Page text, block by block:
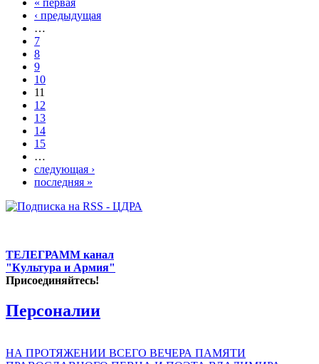
‹ предыдущая
…
7
8
9
10
11
12
13
14
15
…
следующая ›
последняя »
ТЕЛЕГРАММ канал
"Культура и Армия"
Присоединяйтесь!
Персоналии
НА ПРОТЯЖЕНИИ ВСЕГО ВЕЧЕРА ПАМЯТИ